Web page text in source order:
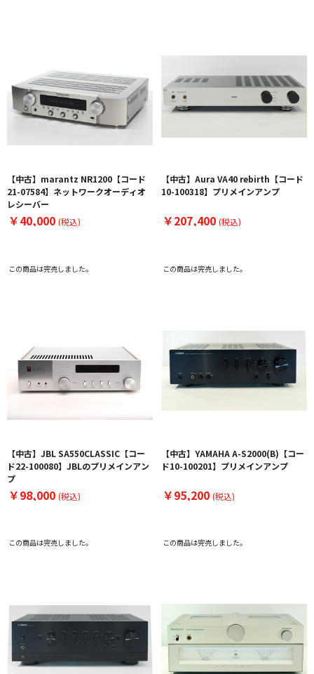
【中古】marantz NR1200【コード
21-07584】ネットワークオーディオ
レシーバー
￥40,000 (税込)
この商品は完売しました。
【中古】Aura VA40 rebirth【コード
10-100318】プリメインアンプ
￥207,400 (税込)
この商品は完売しました。
【中古】JBL SA550CLASSIC【コー
ド22-100080】JBLのプリメインアン
プ
￥98,000 (税込)
この商品は完売しました。
【中古】YAMAHA A-S2000(B)【コー
ド10-100201】プリメインアンプ
￥95,200 (税込)
この商品は完売しました。